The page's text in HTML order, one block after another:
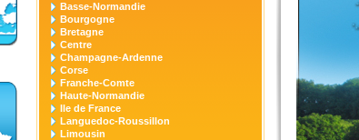
Basse-Normandie
Bourgogne
Bretagne
Centre
Champagne-Ardenne
Corse
Franche-Comte
Haute-Normandie
Ile de France
Languedoc-Roussillon
Limousin